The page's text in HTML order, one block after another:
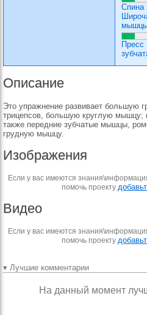
Спина
Пресс
Описание
Это упражнение развивает большую
трицепсов, большую круглую
также передние зубчатые мышцы,
грудную мышцу.
Изображения
Если у вас имеются
помочь проекту
Видео
Если у вас имеются
помочь проекту
▾ Лучшие комментарии
На данный момент